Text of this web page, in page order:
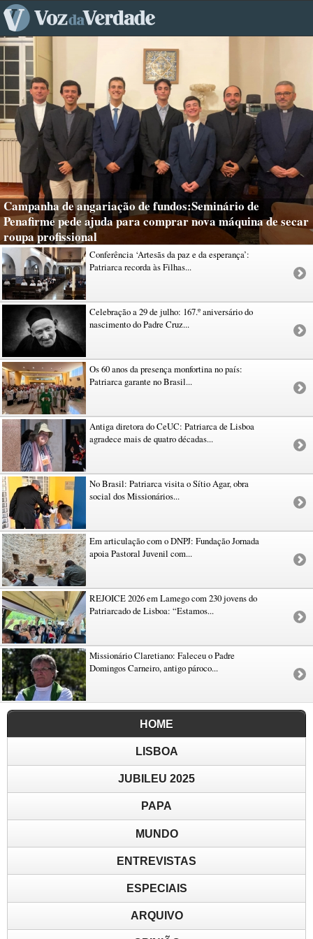
Campanha de angariação de fundos:Seminário de
Penafirme pede ajuda para comprar nova máquina de secar
roupa profissional
Conferência ‘Artesãs da paz e da esperança’:
Patriarca recorda às Filhas...
Celebração a 29 de julho: 167.º aniversário do
nascimento do Padre Cruz...
Os 60 anos da presença monfortina no país:
Patriarca garante no Brasil...
Antiga diretora do CeUC: Patriarca de Lisboa
agradece mais de quatro décadas...
No Brasil: Patriarca visita o Sítio Agar, obra
social dos Missionários...
Em articulação com o DNPJ: Fundação Jornada
apoia Pastoral Juvenil com...
REJOICE 2026 em Lamego com 230 jovens do
Patriarcado de Lisboa: “Estamos...
Missionário Claretiano: Faleceu o Padre
Domingos Carneiro, antigo pároco...
HOME
LISBOA
JUBILEU 2025
PAPA
MUNDO
ENTREVISTAS
ESPECIAIS
ARQUIVO